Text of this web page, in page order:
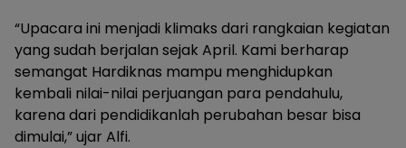
“Upacara ini menjadi klimaks dari rangkaian kegiatan
yang sudah berjalan sejak April. Kami berharap
semangat Hardiknas mampu menghidupkan
kembali nilai-nilai perjuangan para pendahulu,
karena dari pendidikanlah perubahan besar bisa
dimulai,” ujar Alfi.